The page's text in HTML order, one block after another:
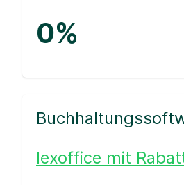
0%
lexoffice mit